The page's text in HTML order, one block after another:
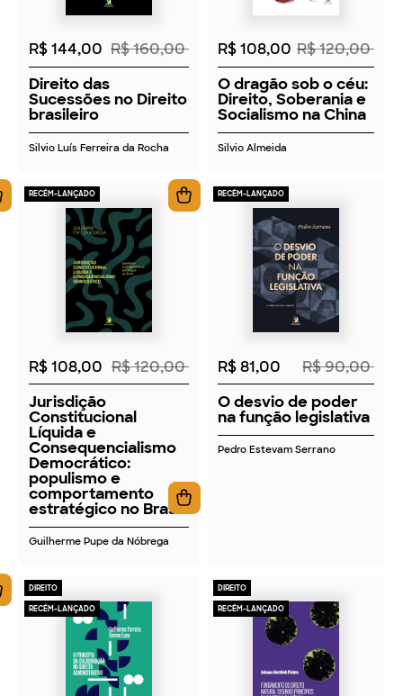
R$ 144,00 R$ 160,00
Direito das
Sucessões no Direito
brasileiro
Silvio Luís Ferreira da Rocha
R$ 108,00 R$ 120,00
O dragão sob o céu:
Direito, Soberania e
Socialismo na China
Silvio Almeida
RECÉM-LANÇADO
2026
R$ 108,00 R$ 120,00
Jurisdição
Constitucional
Líquida e
Consequencialismo
Democrático:
populismo e
comportamento
estratégico no Brasil
Guilherme Pupe da Nóbrega
RECÉM-LANÇADO
2026
R$ 81,00
R$ 90,00
O desvio de poder
na função legislativa
Pedro Estevam Serrano
DIREITO
RECÉM-LANÇADO
2026
DIREITO
RECÉM-LANÇADO
2026